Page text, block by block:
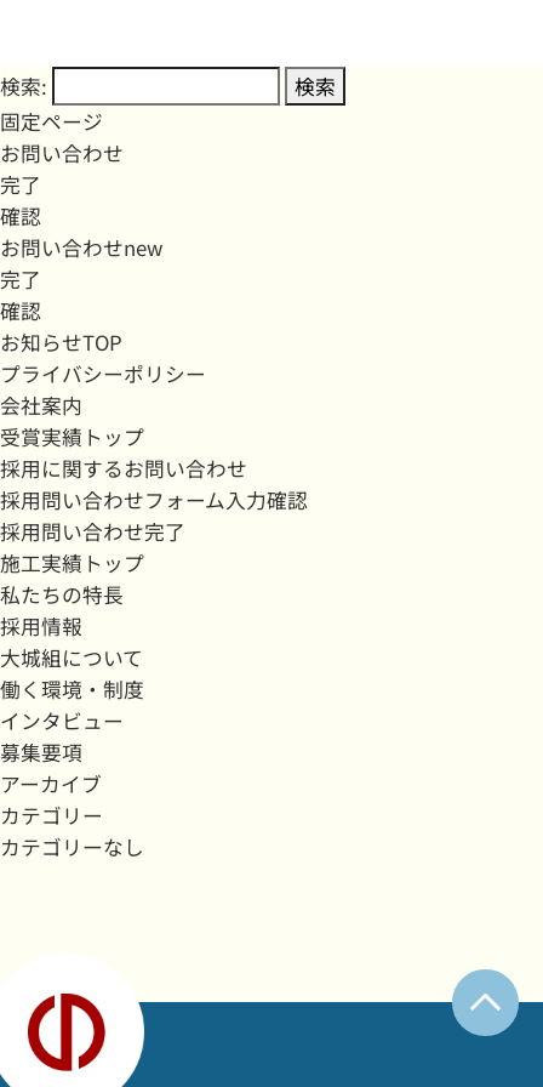
検索:
固定ページ
お問い合わせ
完了
確認
お問い合わせnew
完了
確認
お知らせTOP
プライバシーポリシー
会社案内
受賞実績トップ
採用に関するお問い合わせ
採用問い合わせフォーム入力確認
採用問い合わせ完了
施工実績トップ
私たちの特長
採用情報
大城組について
働く環境・制度
インタビュー
募集要項
アーカイブ
カテゴリー
カテゴリーなし